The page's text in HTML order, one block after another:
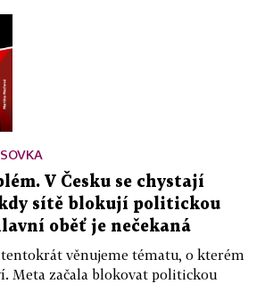
V Česku se chystají
sítě blokují politickou
oběť je nečekaná
tentokrát věnujeme tématu, o kterém
Meta začala blokovat politickou